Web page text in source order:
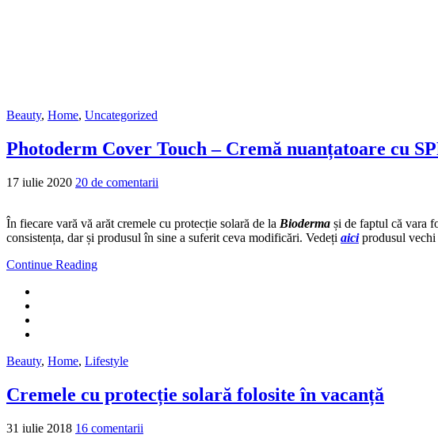
Beauty, Home, Uncategorized
Photoderm Cover Touch – Cremă nuanțatoare cu
17 iulie 2020 20 de comentarii
În fiecare vară vă arăt cremele cu protecție solară de la Bioderma și de faptul că vara
consistența, dar și produsul în sine a suferit ceva modificări. Vedeți aiciprodusul vechi
Continue Reading
Beauty, Home, Lifestyle
Cremele cu protecție solară folosite în vacanță
31 iulie 2018 16 comentarii